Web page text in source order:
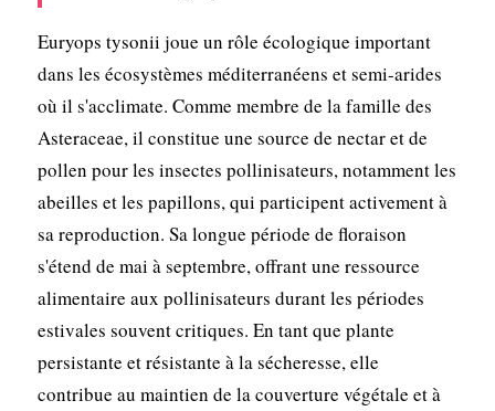
Euryops tysonii joue un rôle écologique important
dans les écosystèmes méditerranéens et semi-arides
où il s'acclimate. Comme membre de la famille des
Asteraceae, il constitue une source de nectar et de
pollen pour les insectes pollinisateurs, notamment les
abeilles et les papillons, qui participent activement à
sa reproduction. Sa longue période de floraison
s'étend de mai à septembre, offrant une ressource
alimentaire aux pollinisateurs durant les périodes
estivales souvent critiques. En tant que plante
persistante et résistante à la sécheresse, elle
contribue au maintien de la couverture végétale et à